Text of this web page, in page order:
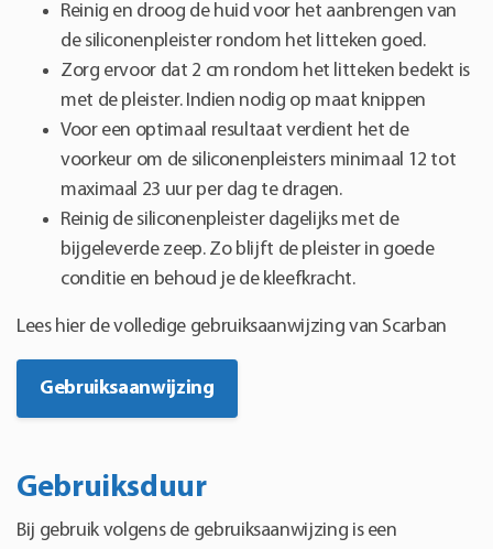
Reinig en droog de huid voor het aanbrengen van
de siliconenpleister rondom het litteken goed.
Zorg ervoor dat 2 cm rondom het litteken bedekt is
met de pleister. Indien nodig op maat knippen
Voor een optimaal resultaat verdient het de
voorkeur om de siliconenpleisters minimaal 12 tot
maximaal 23 uur per dag te dragen.
Reinig de siliconenpleister dagelijks met de
bijgeleverde zeep. Zo blijft de pleister in goede
conditie en behoud je de kleefkracht.
Lees hier de volledige gebruiksaanwijzing van Scarban
Gebruiksaanwijzing
Gebruiksduur
Bij gebruik volgens de gebruiksaanwijzing is een